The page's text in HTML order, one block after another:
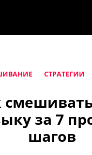
СТРАТЕГИИ
за 7
шагов